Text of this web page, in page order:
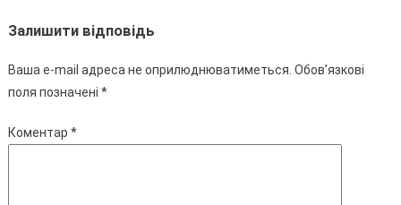
Залишити відповідь
Ваша e-mail адреса не оприлюднюватиметься. Обов’язкові
поля позначені *
Коментар *